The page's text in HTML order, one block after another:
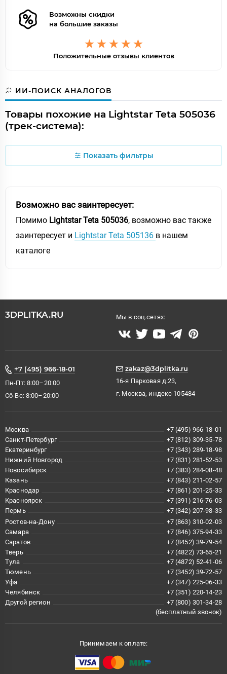
Возможны скидки
на большие заказы
Положительные отзывы клиентов
ИИ-ПОИСК АНАЛОГОВ
Товары похожие на Lightstar Teta 505036
(трек-система):
Показать фильтры
Возможно вас заинтересует:
Помимо Lightstar Teta 505036, возможно вас также
заинтересует и Lightstar Teta 505136 в нашем
каталоге
3DPLITKA.RU Мы в соц.сетях:
+7 (495) 966-18-01
Пн-Пт: 8:00–20:00
Сб-Вс: 8:00–20:00
zakaz@3dplitka.ru
16-я Парковая д.23,
г. Москва, индекс 105484
Москва
+7 (495) 966-18-01
Санкт-Петербург
+7 (812) 309-35-78
Екатеринбург
+7 (343) 289-18-98
Нижний Новгород
+7 (831) 281-52-53
Новосибирск
+7 (383) 284-08-48
Казань
+7 (843) 211-02-57
Краснодар
+7 (861) 201-25-33
Красноярск
+7 (391) 216-76-03
Пермь
+7 (342) 207-98-33
Ростов-на-Дону
+7 (863) 310-02-03
Самара
+7 (846) 375-94-33
Саратов
+7 (8452) 39-79-54
Тверь
+7 (4822) 73-65-21
Тула
+7 (4872) 52-41-06
Тюмень
+7 (3452) 39-72-57
Уфа
+7 (347) 225-06-33
Челябинск
+7 (351) 220-14-23
Другой регион
+7 (800) 301-34-28
(бесплатный звонок)
Принимаем к оплате: